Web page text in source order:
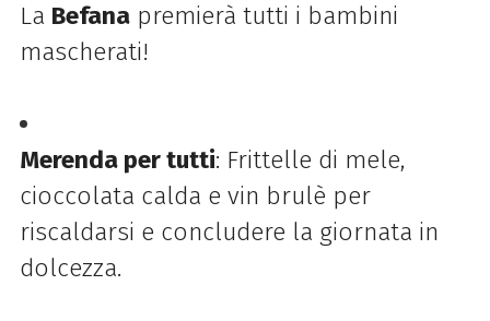
La Befanapremierà tutti i bambini
mascherati!
Merenda per tutti: Frittelle di mele,
cioccolata calda e vin brulè per
riscaldarsi e concludere la giornata in
dolcezza.